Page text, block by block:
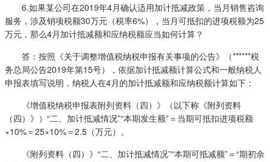
6.如果某公司在2019年4月确认适用加计抵减政策，当月销售咨询
服务，涉及销项税额30万元（税率6%），当月可抵扣的进项税额为25
万元，那么4月加计抵减额和应纳税额应当如何计算？
答：按照《关于调整增值税纳税申报有关事项的公告》（******税
务总局公告2019年第15号），依据加计抵减额计算公式和一般纳税人
申报表填写说明，纳税人在4月的加计抵减额和应纳税额计算如下：
《增值税纳税申报表附列资料（四）》（以下称《附列资料
（四）》）“二、加计抵减情况”“本期发生额”＝当期可抵扣进项税额
×10%＝25×10%＝2.5（万元）。
《附列资料（四）》“二、加计抵减情况”“本期可抵减额”＝“期初余